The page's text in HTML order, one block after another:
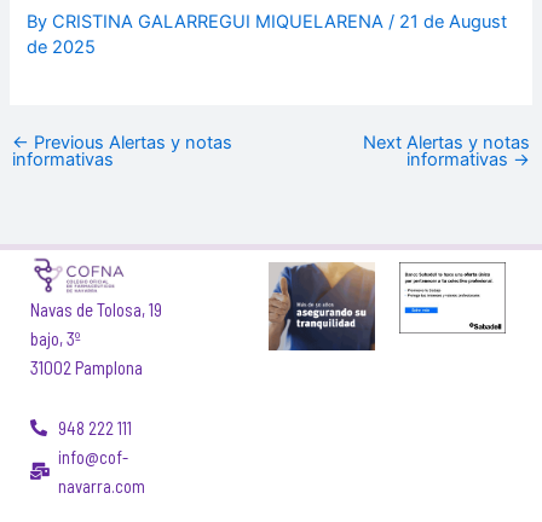
ByCRISTINA GALARREGUI MIQUELARENA/ 21 de August
de 2025
← Previous Alertas y notas
informativas
Next Alertas y notas
informativas →
Navas de Tolosa, 19
bajo, 3º
31002 Pamplona
948 222 111
info@cof-
navarra.com